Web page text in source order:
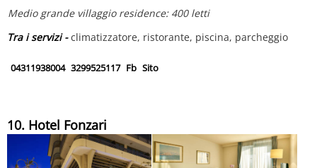
Medio grande villaggio residence: 400 letti
Tra i servizi -climatizzatore, ristorante, piscina, parcheggio
04311938004 3299525117 Fb Sito
10. Hotel Fonzari